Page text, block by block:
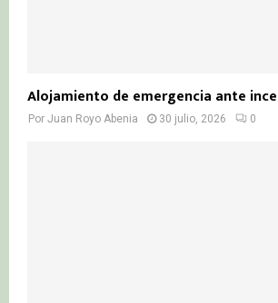
Alojamiento de emergencia ante
Por Juan Royo Abenia 30 julio, 2026 0